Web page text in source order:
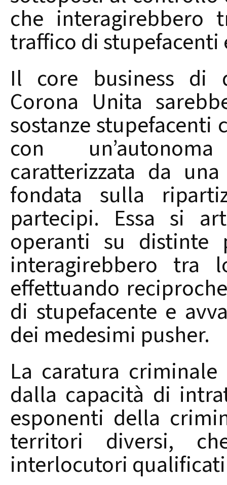
che interagirebbero
traffico di stupefacenti
Il core business di
Corona Unita
sostanze stupefacenti
con
caratterizzata da
fondata sulla
partecipi. Essa si
operanti su distinte
interagirebbero tra
effettuando
di stupefacente e
dei medesimi pusher.
La caratura
dalla capacità di
esponenti della
territori diversi,
interlocutori